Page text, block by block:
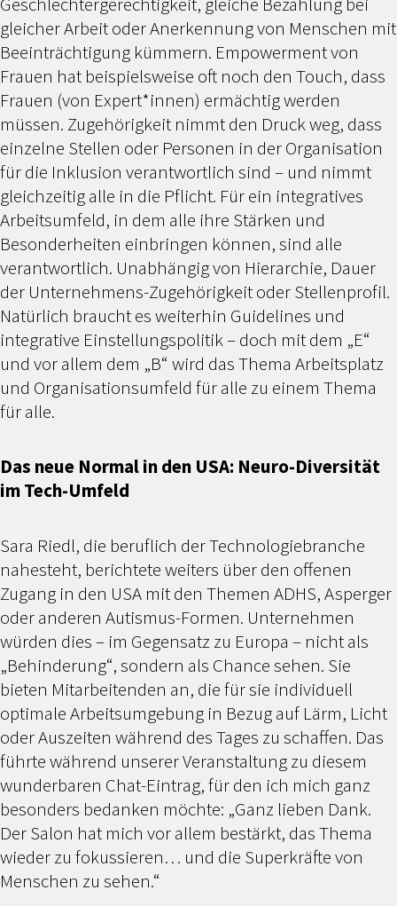
gleicher Arbeit oder Anerkennung von Menschen mit
Beeinträchtigung kümmern. Empowerment von
Frauen hat beispielsweise oft noch den Touch, dass
Frauen (von Expert*innen) ermächtig werden
müssen. Zugehörigkeit nimmt den Druck weg, dass
einzelne Stellen oder Personen in der Organisation
für die Inklusion verantwortlich sind – und nimmt
gleichzeitig alle in die Pflicht. Für ein integratives
Arbeitsumfeld, in dem alle ihre Stärken und
Besonderheiten einbringen können, sind alle
verantwortlich. Unabhängig von Hierarchie, Dauer
der Unternehmens-Zugehörigkeit oder Stellenprofil.
Natürlich braucht es weiterhin Guidelines und
integrative Einstellungspolitik – doch mit dem „E“
und vor allem dem „B“ wird das Thema Arbeitsplatz
und Organisationsumfeld für alle zu einem Thema
für alle.
Das neue Normal in den USA: Neuro-Diversität
im Tech-Umfeld
Sara Riedl, die beruflich der Technologiebranche
nahesteht, berichtete weiters über den offenen
Zugang in den USA mit den Themen ADHS, Asperger
oder anderen Autismus-Formen. Unternehmen
würden dies – im Gegensatz zu Europa – nicht als
„Behinderung“, sondern als Chance sehen. Sie
bieten Mitarbeitenden an, die für sie individuell
optimale Arbeitsumgebung in Bezug auf Lärm, Licht
oder Auszeiten während des Tages zu schaffen. Das
führte während unserer Veranstaltung zu diesem
wunderbaren Chat-Eintrag, für den ich mich ganz
besonders bedanken möchte: „Ganz lieben Dank.
Der Salon hat mich vor allem bestärkt, das Thema
wieder zu fokussieren… und die Superkräfte von
Menschen zu sehen.“